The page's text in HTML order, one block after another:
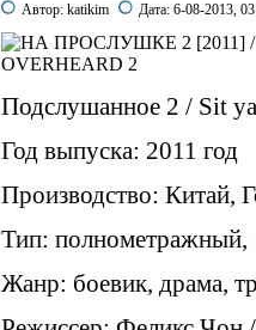
Автор: katikim Дата: 6-08-2013,
Подслушанное 2 / Sit
Год выпуска: 2011 год
Производство: Китай,
Тип: полнометражный,
Жанр: боевик, драма,